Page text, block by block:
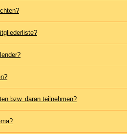
bzw. daran teilnehmen?